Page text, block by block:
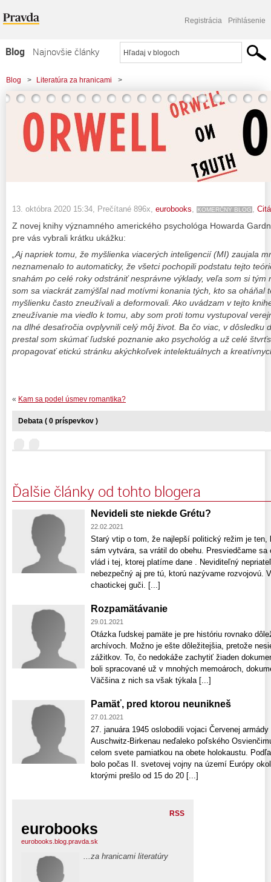
Registrácia Prihlásenie
Blog
Najnovšie články
Najčítanejšie články
Najkomentovanejšie články
Zoznam blogov
Komerčné blogy
Blog > Literatúra za hranicami >
13. októbra 2020 15:34 , Prečítané 896x, eurobooks KOMERČNÝ BLOG
Z novej knihy významného amerického psychológa Howarda
pre vás vybrali krátku ukážku:
„Aj napriek tomu, že myšlienka viacerých inteligencií (MI) zaujala
neznamenalo to automaticky, že všetci pochopili podstatu tejto
snahám po celé roky odstrániť nesprávne výklady, veľa som si tým
som sa viackrát zamýšľal nad motívmi konania tých, kto sa oháňal
myšlienku často zneužívali a deformovali. Ako uvádzam v tejto
zneužívanie ma viedlo k tomu, aby som proti tomu vystupoval
na dlhé desaťročia ovplyvnili celý môj život. Ba čo viac, v dôsledku
prestal som skúmať ľudské poznanie ako psychológ a už celé
propagovať etickú stránku akýchkoľvek intelektuálnych a
« Kam sa podel úsmev romantika?
Debata ( 0 príspevkov )
Ďalšie články od tohto blogera
Nevideli ste niekde Grétu?
22.02.2021
Starý vtip o tom, že najlepší politický režim je
sám vytvára, sa vrátil do obehu. Presviedčame sa
vlád i tej, ktorej platíme dane . Neviditeľný
nebezpečný aj pre tú, ktorú nazývame rozvojovú.
chaotickej guči. [...]
Rozpamätávanie
29.01.2021
Otázka ľudskej pamäte je pre históriu rovnako
archívoch. Možno je ešte dôležitejšia, pretože
zážitkov. To, čo nedokáže zachytiť žiaden
boli spracované už v mnohých memoároch,
Väčšina z nich sa však týkala [...]
Pamäť, pred ktorou neunikneš
27.01.2021
27. januára 1945 oslobodili vojaci Červenej
Auschwitz-Birkenau neďaleko poľského
celom svete pamiatkou na obete holokaustu.
bolo počas II. svetovej vojny na území Európy
ktorými prešlo od 15 do 20 [...]
RSS
eurobooks
eurobooks.blog.pravda.sk
...za hranicami literatúry